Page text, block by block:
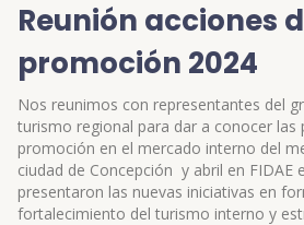
Reunión acciones
promoción 2024
Nos reunimos con representantes del
turismo regional para dar a conocer las
promoción en el mercado interno del
ciudad de Concepción y abril en FIDAE
presentaron las nuevas iniciativas en
fortalecimiento del turismo interno y